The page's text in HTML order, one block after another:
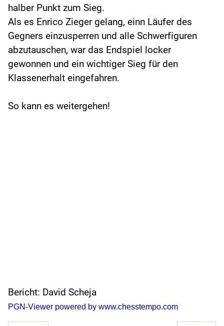
halber Punkt zum Sieg.
Als es Enrico Zieger gelang, einn Läufer des
Gegners einzusperren und alle Schwerfiguren
abzutauschen, war das Endspiel locker
gewonnen und ein wichtiger Sieg für den
Klassenerhalt eingefahren.
So kann es weitergehen!
Bericht: David Scheja
PGN-Viewer powered by www.chesstempo.com